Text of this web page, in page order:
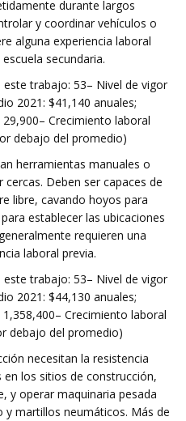
durante largos
y coordinar vehículos o
alguna experiencia laboral
secundaria.
trabajo: 53– Nivel de vigor
2021: $41,140 anuales;
Crecimiento laboral
debajo del promedio)
herramientas manuales o
Deben ser capaces de
libre, cavando hoyos para
establecer las ubicaciones
requieren una
laboral previa.
trabajo: 53– Nivel de vigor
2021: $44,130 anuales;
Crecimiento laboral
debajo del promedio)
necesitan la resistencia
los sitios de construcción,
y operar maquinaria pesada
martillos neumáticos. Más de